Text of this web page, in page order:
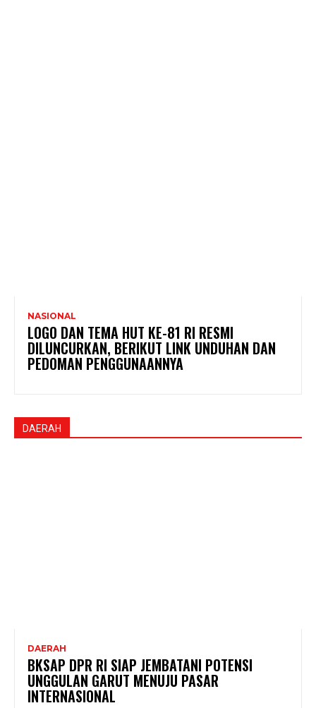
NASIONAL
LOGO DAN TEMA HUT KE-81 RI RESMI
DILUNCURKAN, BERIKUT LINK UNDUHAN DAN
PEDOMAN PENGGUNAANNYA
DAERAH
DAERAH
BKSAP DPR RI SIAP JEMBATANI POTENSI
UNGGULAN GARUT MENUJU PASAR
INTERNASIONAL